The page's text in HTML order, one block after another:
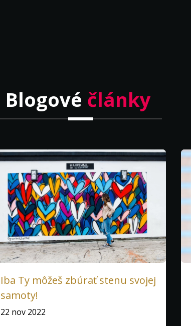
Blogové články
Iba Ty môžeš zbúrať stenu svojej
samoty!
22 nov 2022